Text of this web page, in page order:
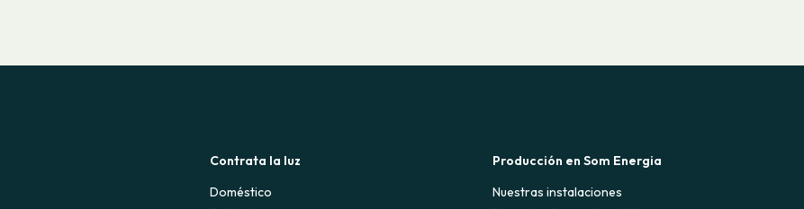
Contrata la luz
Doméstico
Producción en Som Energia
Nuestras instalaciones